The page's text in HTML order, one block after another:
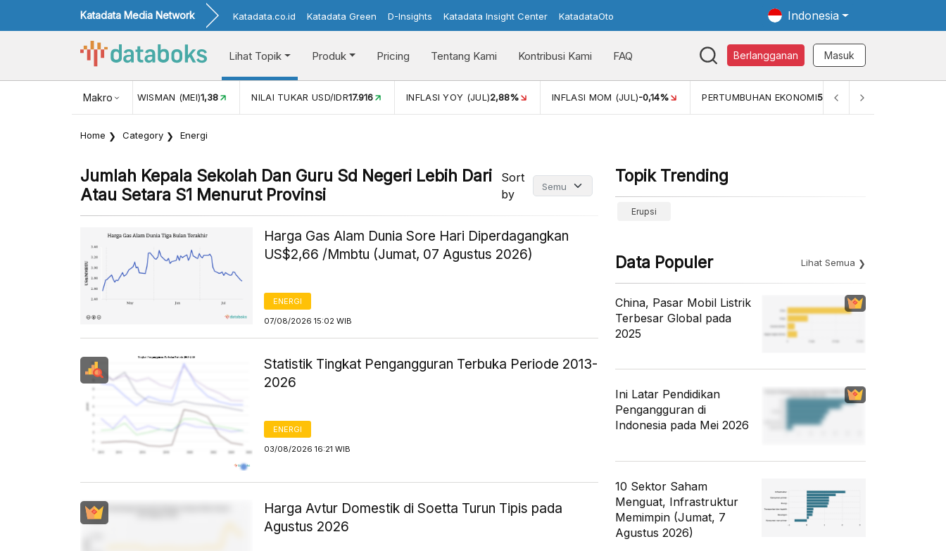
Katadata Media Network Katadata.co.id Katadata Green D-Insights Katadata Insight Center KatadataOto Indonesia
Lihat Topik Produk Pricing Tentang Kami Kontribusi Kami FAQ Berlangganan Masuk
Makro
KUNJUNGAN WISMAN (MEI)1,38 NILAI TUKAR USD/IDR17.916 INFLASI YOY (JUL)2,88% INFLASI MOM (JUL)-0,14% PERTUMBUHAN EKONOMI5,11%
Home Category Energi
Jumlah Kepala Sekolah Dan Guru Sd Negeri Lebih Dari
Atau Setara S1 Menurut Provinsi
Sort
by
Harga Gas Alam Dunia Sore Hari Diperdagangkan
US$2,66 /Mmbtu (Jumat, 07 Agustus 2026)
ENERGI
07/08/2026 15:02 WIB
Statistik Tingkat Pengangguran Terbuka Periode 2013-
2026
ENERGI
03/08/2026 16:21 WIB
Harga Avtur Domestik di Soetta Turun Tipis pada
Agustus 2026
Topik Trending
Erupsi
Data Populer Lihat Semua
China, Pasar Mobil Listrik
Terbesar Global pada
2025
Ini Latar Pendidikan
Pengangguran di
Indonesia pada Mei 2026
10 Sektor Saham
Menguat, Infrastruktur
Memimpin (Jumat, 7
Agustus 2026)